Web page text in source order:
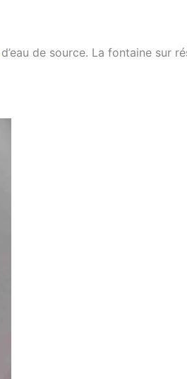
d’eau de source. La fontaine sur